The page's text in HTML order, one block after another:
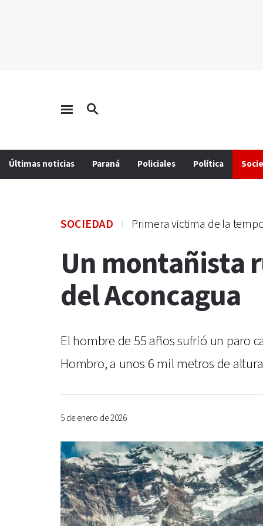
Últimas noticias Paraná Policiales Política
SOCIEDAD Primera victima de la
Un montañista
del Aconcagua
El hombre de 55 años sufrió un paro
Hombro, a unos 6 mil metros de
5 de enero de 2026